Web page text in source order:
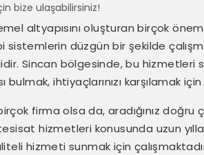
bize ulaşabilirsiniz!
altyapısını oluşturan birçok
düzgün bir şekilde
Sincan bölgesinde, bu hizmetleri
ihtiyaçlarınızı karşılamak için
firma olsa da, aradığınız doğru
hizmetleri konusunda uzun
hizmeti sunmak için